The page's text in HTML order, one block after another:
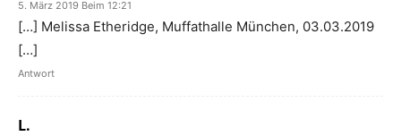
5. März 2019 Beim 12:21
[…] Melissa Etheridge, Muffathalle München, 03.03.2019
[…]
Antwort
L.